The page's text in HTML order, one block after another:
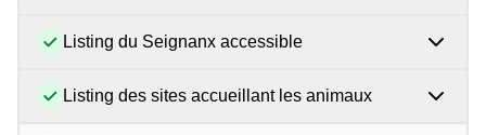
Listing du Seignanx accessible
Listing des sites accueillant les animaux